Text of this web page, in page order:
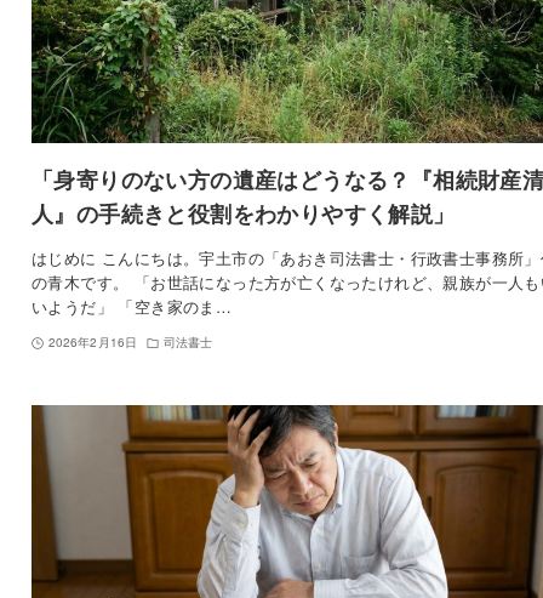
「身寄りのない方の遺産はどうなる？『相続財産
人』の手続きと役割をわかりやすく解説」
はじめに こんにちは。宇土市の「あおき司法書士・行政書士事務所
の青木です。 「お世話になった方が亡くなったけれど、親族が一人
いようだ」 「空き家のま…
2026年2月16日 司法書士